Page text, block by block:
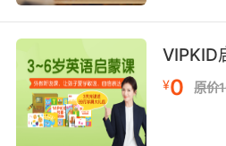
VIPKID
¥0 原价